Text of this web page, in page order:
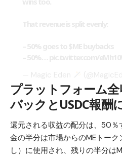
プラットフォーム
バックとUSDC報酬
還元される収益の配分は、50％
金の半分は市場からのMEトー
し）に使用され、残りの半分は